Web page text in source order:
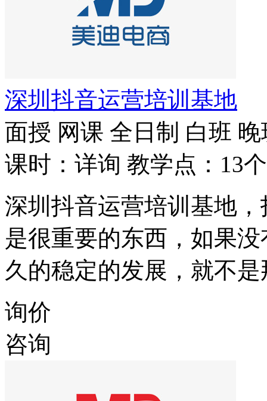
深圳抖音运营培训基地
面授 网课 全日制 白班 晚
课时：详询 教学点：13个
深圳抖音运营培训基地
是很重要的东西，如果
久的稳定的发展，就不
询价
咨询